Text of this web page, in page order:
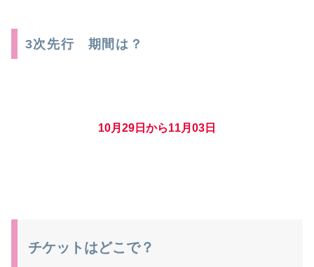
3次先行 期間は？
10月29日から11月03日
チケットはどこで？